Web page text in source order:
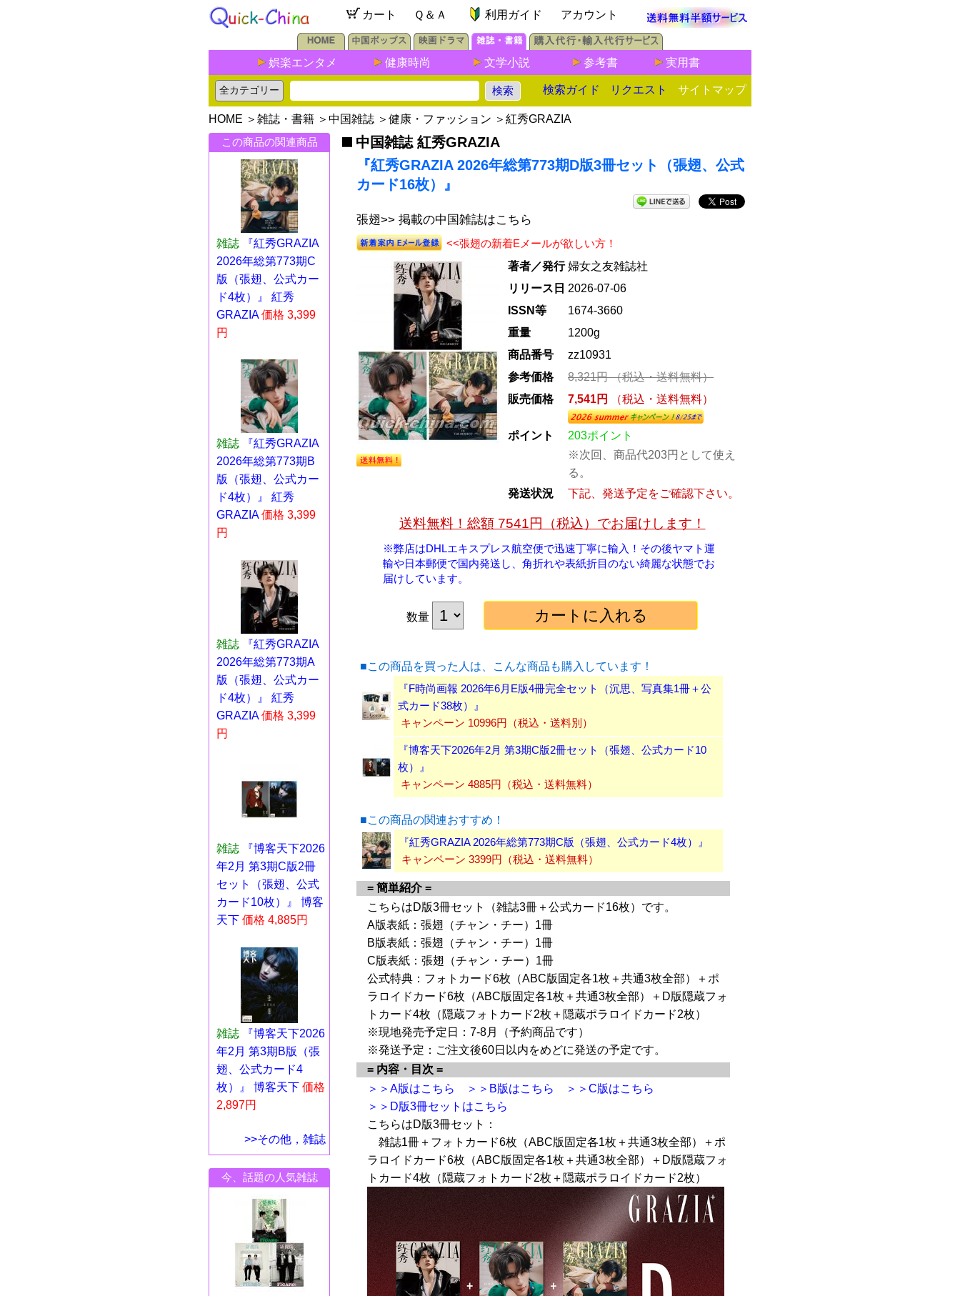
カート Ｑ＆Ａ 利用ガイド アカウント
娯楽エンタメ 健康時尚 文学小説 参考書 実用書
検索ガイド リクエスト サイトマップ
HOME ＞ 雑誌・書籍 ＞ 中国雑誌 ＞ 健康・ファッション ＞ 紅秀GRAZIA
この商品の関連商品
雑誌
『紅秀GRAZIA
2026年総第773期C
版（張翅、公式カー
ド4枚）』 紅秀
GRAZIA 価格 3,399
円
雑誌
『紅秀GRAZIA
2026年総第773期B
版（張翅、公式カー
ド4枚）』 紅秀
GRAZIA 価格 3,399
円
雑誌
『紅秀GRAZIA
2026年総第773期A
版（張翅、公式カー
ド4枚）』 紅秀
GRAZIA 価格 3,399
円
雑誌
『博客天下2026
年2月 第3期C版2冊
セット（張翅、公式
カード10枚）』 博客
天下 価格 4,885円
雑誌
『博客天下2026
年2月 第3期B版（張
翅、公式カード4
枚）』 博客天下 価格
2,897円
>>その他，雑誌
今、話題の人気雑誌
中国雑誌 紅秀GRAZIA
『紅秀GRAZIA 2026年総第773期D版3冊セット（張翅、公式
カード16枚）』
張翅>> 掲載の中国雑誌はこちら
<<張翅の新着Eメールが欲しい方！
著者／発行 婦女之友雑誌社
リリース日 2026-07-06
ISSN等
1674-3660
重量
1200g
商品番号
zz10931
参考価格
8,321円（税込・送料無料）
販売価格
7,541円 （税込・送料無料）
ポイント
203ポイント
※次回、商品代203円として使え
る。
発送状況
下記、発送予定をご確認下さい。
送料無料！総額 7541円（税込）でお届けします！
※弊店はDHLエキスプレス航空便で迅速丁寧に輸入！その後ヤマト運
輸や日本郵便で国内発送し、角折れや表紙折目のない綺麗な状態でお
届けしています。
数量
■この商品を買った人は、こんな商品も購入しています！
『F時尚画報 2026年6月E版4冊完全セット（沉思、写真集1冊＋公
式カード38枚）』
キャンペーン 10996円（税込・送料別）
『博客天下2026年2月 第3期C版2冊セット（張翅、公式カード10
枚）』
キャンペーン 4885円（税込・送料無料）
■この商品の関連おすすめ！
『紅秀GRAZIA 2026年総第773期C版（張翅、公式カード4枚）』
キャンペーン 3399円（税込・送料無料）
= 簡単紹介 =
こちらはD版3冊セット（雑誌3冊＋公式カード16枚）です。
A版表紙：張翅（チャン・チー）1冊
B版表紙：張翅（チャン・チー）1冊
C版表紙：張翅（チャン・チー）1冊
公式特典：フォトカード6枚（ABC版固定各1枚＋共通3枚全部）＋ポ
ラロイドカード6枚（ABC版固定各1枚＋共通3枚全部）＋D版隠蔵フォ
トカード4枚（隠蔵フォトカード2枚＋隠蔵ポラロイドカード2枚）
※現地発売予定日：7-8月（予約商品です）
※発送予定：ご注文後60日以内をめどに発送の予定です。
= 内容・目次 =
＞＞A版はこちら
＞＞B版はこちら
＞＞C版はこちら
＞＞D版3冊セットはこちら
こちらはD版3冊セット：
雑誌1冊＋フォトカード6枚（ABC版固定各1枚＋共通3枚全部）＋ポ
ラロイドカード6枚（ABC版固定各1枚＋共通3枚全部）＋D版隠蔵フォ
トカード4枚（隠蔵フォトカード2枚＋隠蔵ポラロイドカード2枚）